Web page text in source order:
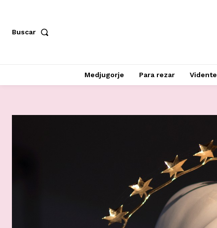
Buscar
Medjugorje Para rezar